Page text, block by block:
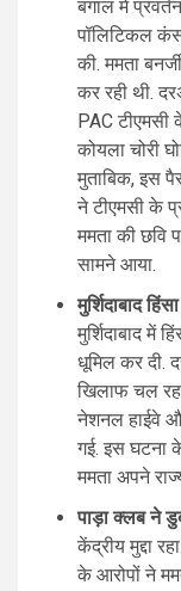
बंगाल में
पॉलिटिकल
की. ममता
कर रही थी.
PAC
कोयला चोरी
मुताबिक, इस
ने टीएमसी के
ममता की छवि
सामने आया.
मुर्शिदाबाद
मुर्शिदाबाद में
धूमिल कर दी.
खिलाफ चल
नेशनल हाईवे
गई. इस घटना
ममता अपने
पाड़ा क्लब ने
केंद्रीय मुद्दा
के आरोपों ने